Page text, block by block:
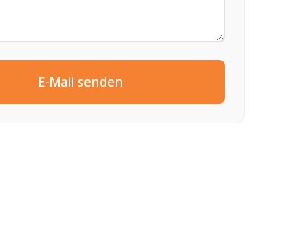
E-Mail senden